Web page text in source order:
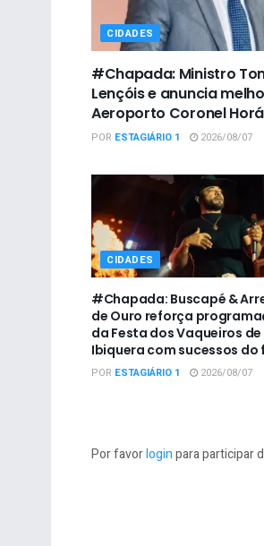
CIDADES
#Chapada: Ministro
Lençóis e anuncia
Aeroporto Coronel
POR ESTAGIÁRIO 1 2026/08/07
CIDADES
#Chapada: Buscapé &
de Ouro reforça
da Festa dos Vaqueiros de
Ibiquera com sucessos do
POR ESTAGIÁRIO 1 2026/08/07
Por favorloginpara participar